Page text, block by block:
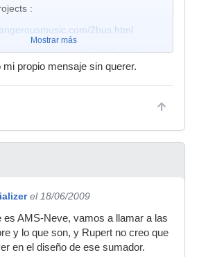
:
2bus.html
2buslt.html
estar mas cerca de lo que dice
neve.com/Products/Outboa ...
Mostrar más
propio mensaje sin querer.
el 18/06/2009
es AMS-Neve, vamos a llamar a las
y lo que son, y Rupert no creo que
en el diseño de ese sumador.